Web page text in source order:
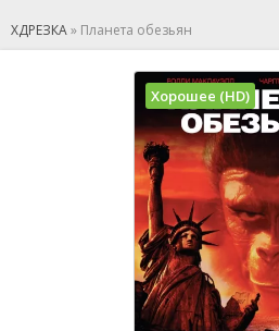
ХДРЕЗКА» Планета обезьян
Хорошее (HD)